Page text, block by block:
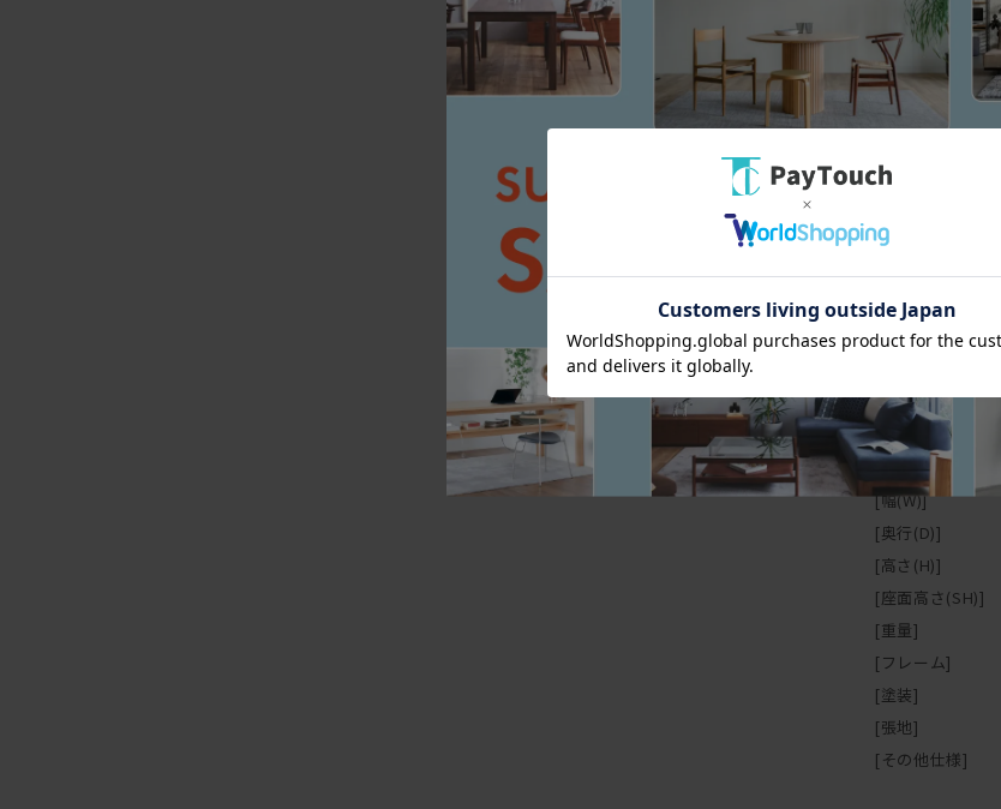
三面図
スペック
[幅(W)]
[奥行(D)]
[高さ(H)]
[座面高さ(SH)]
[重量]
[フレーム]
[塗装]
[張地]
[その他仕様]